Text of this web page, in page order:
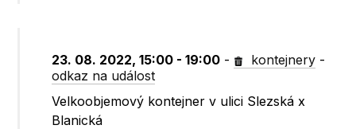
23. 08. 2022, 15:00 - 19:00 - kontejnery -
odkaz na událost
Velkoobjemový kontejner v ulici Slezská x
Blanická